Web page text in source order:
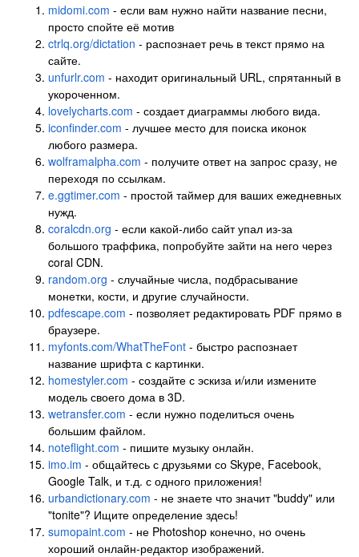
midomi.com - если вам нужно найти название песни,
просто спойте её мотив
ctrlq.org/dictation - распознает речь в текст прямо на
сайте.
unfurlr.com - находит оригинальный URL, спрятанный в
укороченном.
lovelycharts.com - создает диаграммы любого вида.
iconfinder.com - лучшее место для поиска иконок
любого размера.
wolframalpha.com - получите ответ на запрос сразу, не
переходя по ссылкам.
e.ggtimer.com - простой таймер для ваших ежедневных
нужд.
coralcdn.org - если какой-либо сайт упал из-за
большого траффика, попробуйте зайти на него через
coral CDN.
random.org - случайные числа, подбрасывание
монетки, кости, и другие случайности.
pdfescape.com - позволяет редактировать PDF прямо в
браузере.
myfonts.com/WhatTheFont - быстро распознает
название шрифта с картинки.
homestyler.com - создайте с эскиза и/или измените
модель своего дома в 3D.
wetransfer.com - если нужно поделиться очень
большим файлом.
noteflight.com - пишите музыку онлайн.
imo.im - общайтесь с друзьями со Skype, Facebook,
Google Talk, и т.д. с одного приложения!
urbandictionary.com - не знаете что значит "buddy" или
"tonite"? Ищите определение здесь!
sumopaint.com - не Photoshop конечно, но очень
хороший онлайн-редактор изображений.